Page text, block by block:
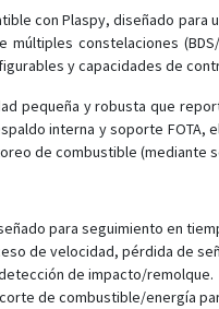
con Plaspy, diseñado
múltiples constelaciones
y capacidades de
pequeña y robusta que
interna y soporte
de combustible (mediante
para seguimiento en
de velocidad, pérdida de
de impacto/remolque.
de combustible/energía